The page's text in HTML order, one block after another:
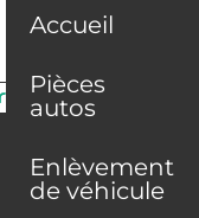
Accueil
Pièces
autos
Enlèvement
de véhicule